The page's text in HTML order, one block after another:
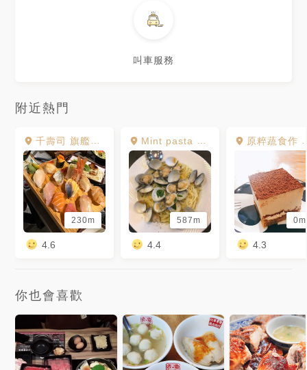
叫車服務
附近熱門
千壽司 旗艦店新店
230m
4.6
Mint pasta 義大利麵館
587m
4.4
原粹蔬食作 Original Vegan
0m
4.3
你也會喜歡